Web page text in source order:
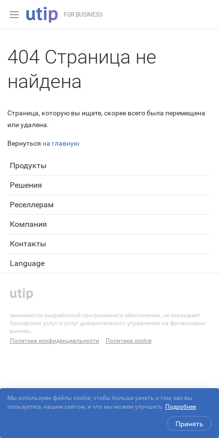
Мы используем файлы cookie, чтобы больше узнать о том, как вы
пользуетесь нашим сайтом, и что мы можем улучшить. Подробнее
Принять
FOR BUSINESS
404 Страница не
найдена
Страница, которую вы ищете, скорее всего была перемещена
или удалена.
Вернуться на главную
Продукты
Решения
Реселлерам
Компания
Контакты
Language
занимается разработкой программного обеспечения, не оказывает
брокерских услуг и услуг доверительного управления на финансовых
рынках.
Политика конфиденциальности
Политика cookie